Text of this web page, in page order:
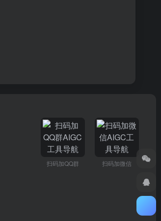
扫码加QQ群 扫码加微信